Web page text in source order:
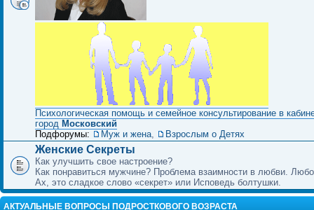
Психологическая помощь и семейное консультирование в
город Московский
Подфорумы:
Муж и жена, Взрослым о Детях
Женские Секреты
Как улучшить свое настроение?
Как понравиться мужчине? Проблема взаимности в любви.
Ах, это сладкое слово «секрет» или Исповедь болтушки.
АКТУАЛЬНЫЕ ВОПРОСЫ ПОДРОСТКОВОГО ВОЗРАСТА